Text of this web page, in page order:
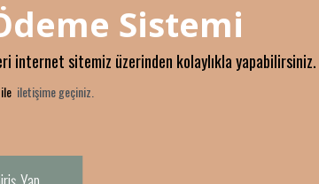
Sistemi
internet sitemiz üzerinden kolaylıkla yapabilirsiniz.
iletişime geçiniz.